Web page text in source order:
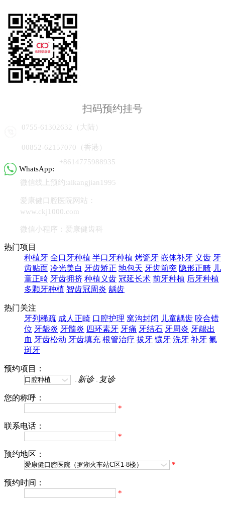
扫码预约挂号
0755-61302632（大陆）
00852-62157070（香港）
WhatsApp:
+8614775988935
微信线上预约:aikangjian1995
爱康健口腔医院网站：
www.ckj1000.com
微信小程序：爱康健齿科
热门项目
种植牙 全口牙种植 半口牙种植 烤瓷牙 嵌体补牙 义齿 牙
齿贴面 冷光美白 牙齿矫正 地包天 牙齿前突 隐形正畸 儿
童正畸 牙齿拥挤 种植义齿 冠延长术 前牙种植 后牙种植
多颗牙种植 智齿冠周炎 龋齿
热门关注
牙列稀疏 成人正畸 口腔护理 窝沟封闭 儿童龋齿 咬合错
位 牙龈炎 牙髓炎 四环素牙 牙痛 牙结石 牙周炎 牙龈出
血 牙齿松动 牙齿填充 根管治疗 拔牙 镶牙 洗牙 补牙 氟
斑牙
预约项目：
新诊
复诊
您的称呼：
*
联系电话：
*
预约地区：
*
预约时间：
*